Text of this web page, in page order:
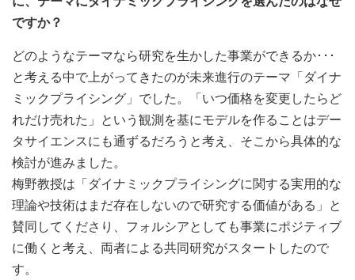
ですか？
どのようなテーマなら研究を生かした事業ができるか･･･
と考える中で上がってきたのが未来進行のテーマ「ダイナ
ミックプライシング」でした。「いつ価格を変更したらど
れだけ売れた」という観測を基にモデルを作ることはデー
タサイエンスにも通ずるだろうと考え、そこから具体的な
検討が進みました。
梅野教授は「ダイナミックプライシングに関する実用的な
理論や技術はまだ存在しないので研究する価値がある」と
賛同してくださり、フォルシアとしても事業にポジティブ
に働くと考え、両者による共同研究がスタートしたので
す。